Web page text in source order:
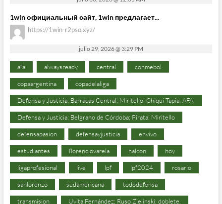
1win официальный сайт, 1win предлагает...
https://1win-r2pso.xyz/
julio 29, 2026 @ 3:29 PM
afa alwaysready central conmebol
copaargentina copadelaliga
Defensa y Justicia; Barracas Central; Miritello; Chiqui Tapia; AFA;
Defensa y Justicia; Belgrano de Córdoba; Pirata; Miritello
defensapasion defensayjusticia envivo
estudiantes florenciovarela halcon hoy
ligaprofesional live lpf lpf2024 rosario
sanlorenzo sudamericana tododefensa
transmision Uvita Fernández; Ruso Zielinski; doblete.